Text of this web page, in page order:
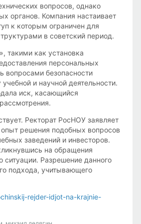
вопросов, однако
органов. Компания настаивает
к которым ограничен для
в советский период.
такими как установка
персональных
вопросами безопасности
и научной деятельности.
иск, касающийся
Ректорат РосНОУ заявляет
решения подобных вопросов
заведений и инвесторов.
на обращения
Разрешение данного
подхода, учитывающего
rejder-idjot-na-krajnie-